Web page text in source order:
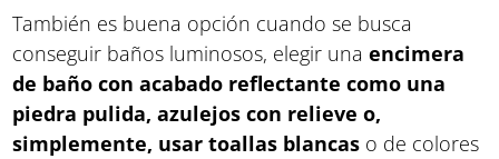
También es buena opción cuando se busca
conseguir baños luminosos, elegir unaencimera
de baño con acabado reflectante como una
piedra pulida, azulejos con relieve o,
simplemente, usar toallas blancas o de colores